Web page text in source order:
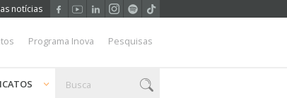
notícias
Programa Inova Pesquisas